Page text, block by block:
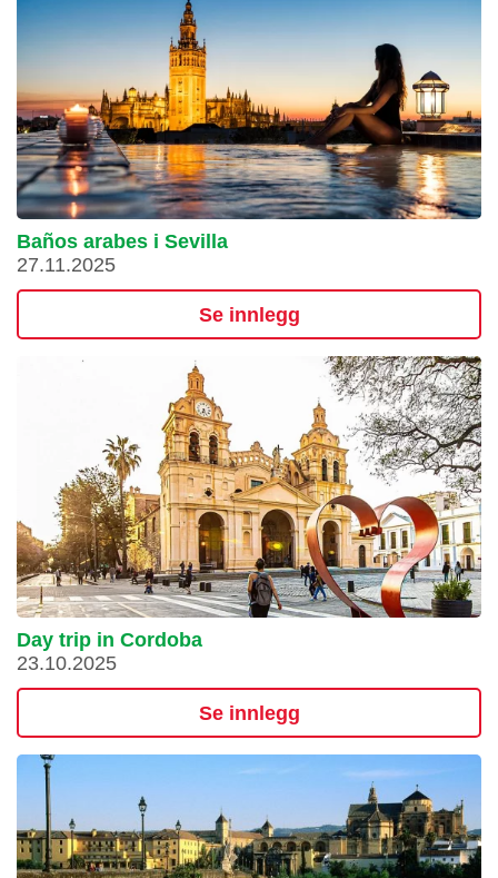
Baños arabes i Sevilla
27.11.2025
Se innlegg
Day trip in Cordoba
23.10.2025
Se innlegg